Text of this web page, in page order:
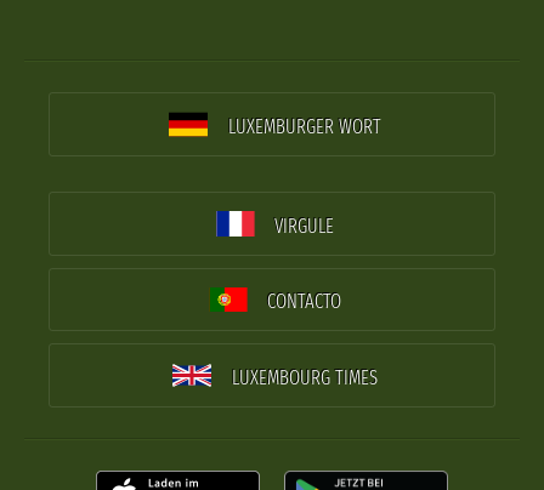
LUXEMBURGER WORT
VIRGULE
CONTACTO
LUXEMBOURG TIMES